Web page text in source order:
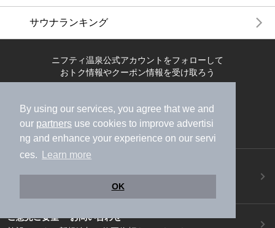
By using our services, you agree that we and
our partners use cookies to improve advertisi
ng and enhance your experience on our servi
ces.
Learn more
OK
サウナランキング
ニフティ温泉公式アカウントをフォローして
おトク情報やクーポン情報を受け取ろう
ニフティ温泉アプリ
地図から温泉検索！お得な限定クーポンも！
今すぐダウンロード！
ご意見ご要望 ・お問い合わせ